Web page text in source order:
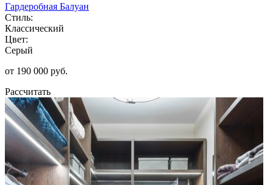
Гардеробная Балуан
Стиль:
Классический
Цвет:
Серый
от 190 000 руб.
Рассчитать